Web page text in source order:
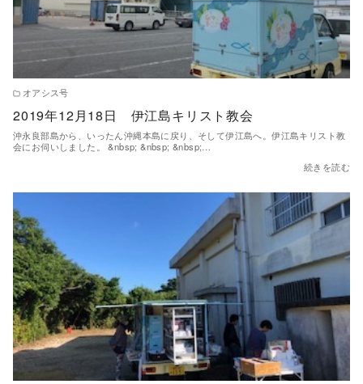
オアシス号
2019年12月18日 伊江島キリスト教会
沖永良部島から、いったん沖縄本島に戻り、そして伊江島へ。伊江島キリスト教
会にお伺いしました。 &nbsp; &nbsp; &nbsp;…
続きを読む